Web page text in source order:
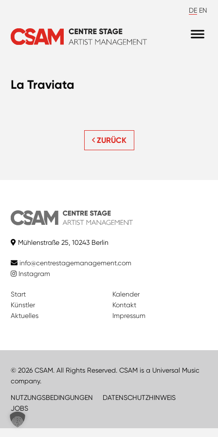
DE EN
La Traviata
ZURÜCK
Mühlenstraße 25, 10243 Berlin
info@centrestagemanagement.com
Instagram
Start
Künstler
Aktuelles
Kalender
Kontakt
Impressum
© 2026 CSAM. All Rights Reserved. CSAM is a Universal Music
company.
NUTZUNGSBEDINGUNGEN
DATENSCHUTZHINWEIS
JOBS